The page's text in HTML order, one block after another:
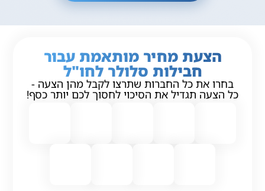
הצעת מחיר מותאמת עבור
חבילות סלולר לחו"ל
בחרו את כל החברות שתרצו לקבל מהן הצעה -
כל הצעה תגדיל את הסיכוי לחסוך לכם יותר כסף!